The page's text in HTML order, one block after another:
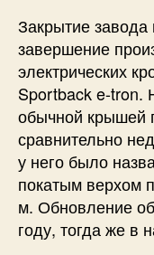
Закрытие завода
завершение
электрических
Sportback e-tron.
обычной крышей
сравнительно
у него было
покатым верхом
м. Обновление
году, тогда же в